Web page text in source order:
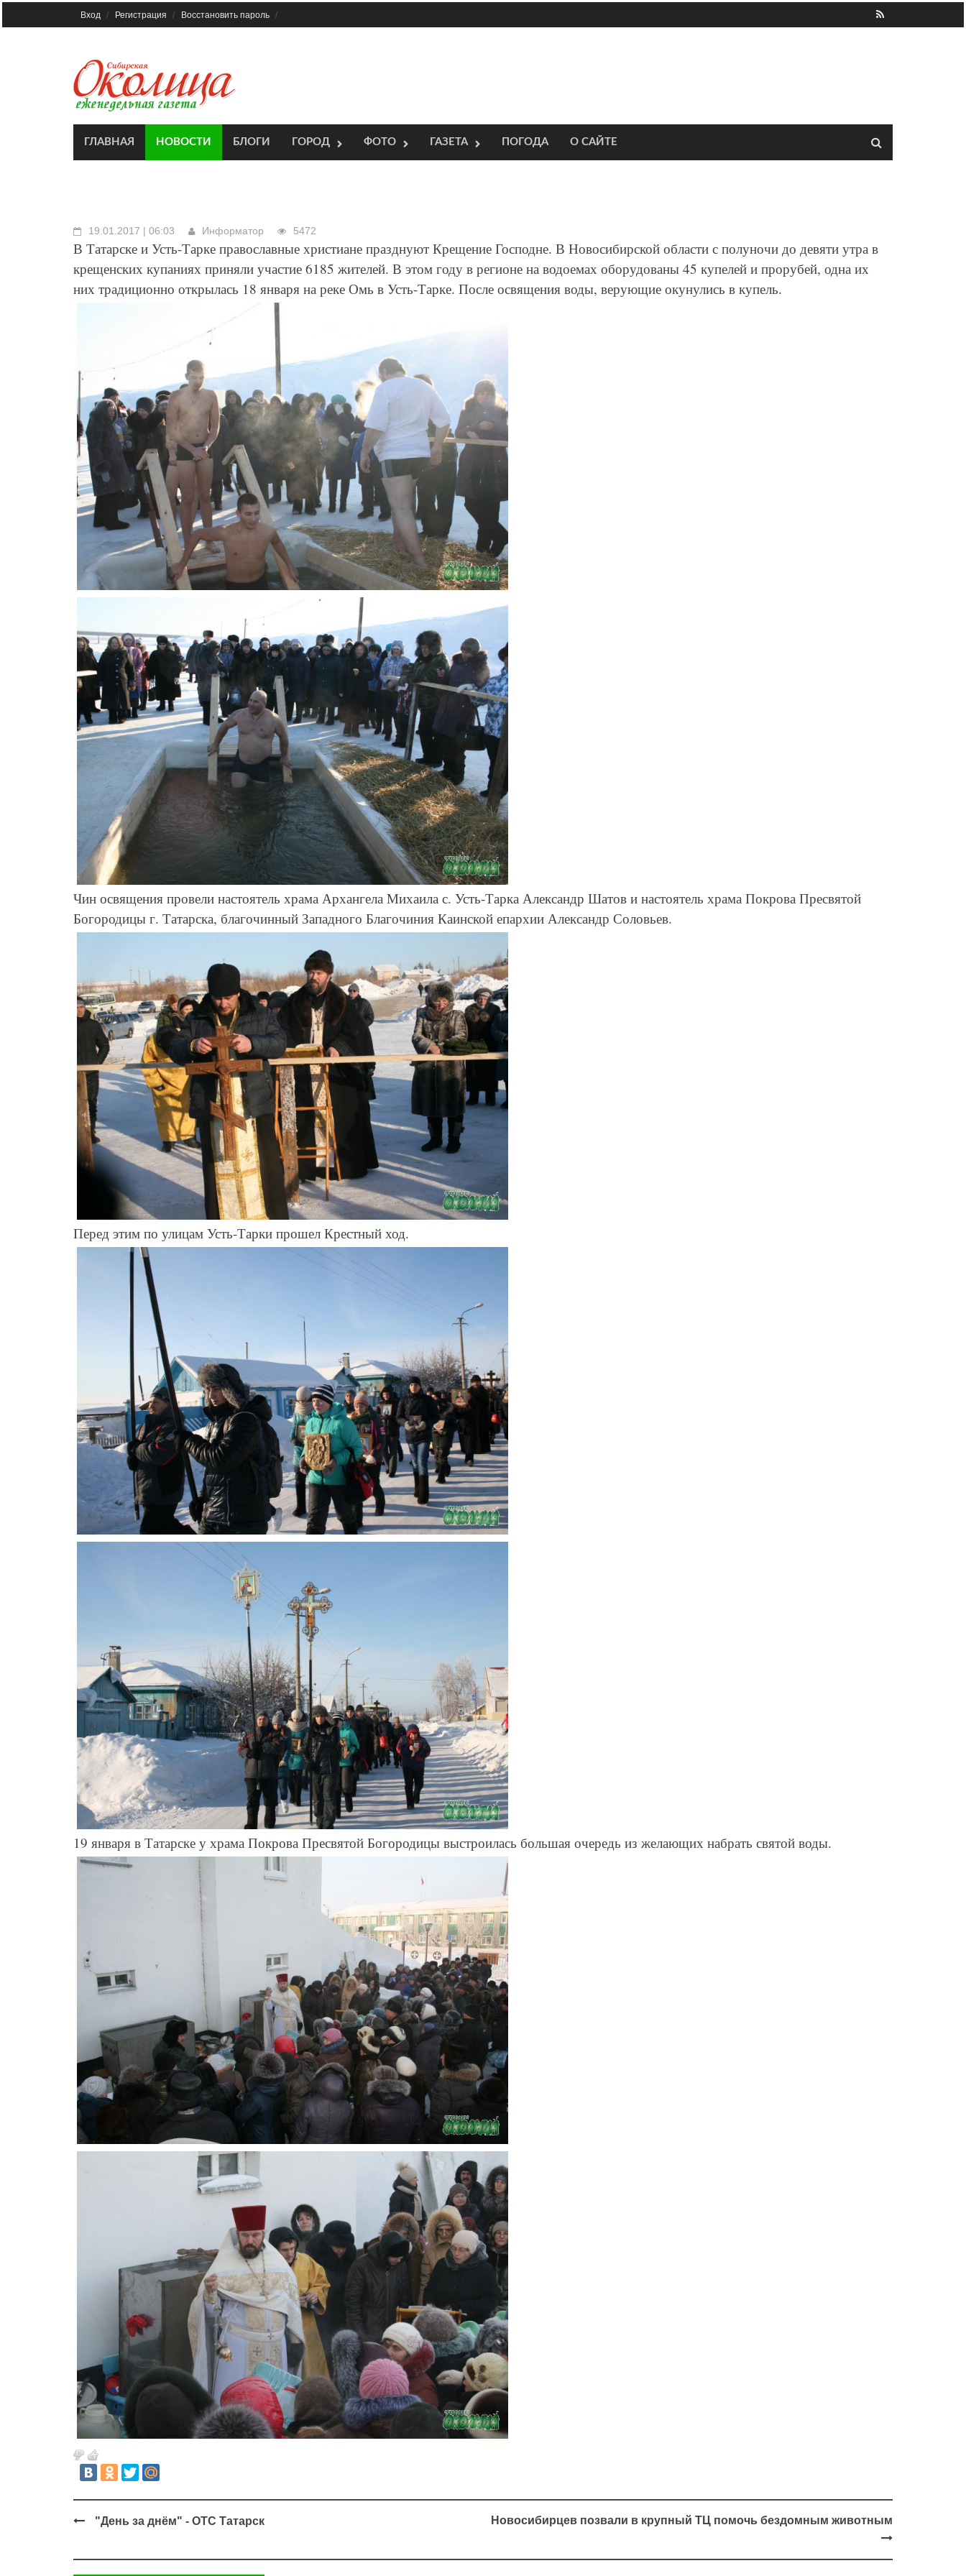
to
Вход Регистрация Восстановить пароль
ГЛАВНАЯ НОВОСТИ БЛОГИ ГОРОД ФОТО ГАЗЕТА ПОГОДА О САЙТЕ
19.01.2017 | 06:03 Информатор 5472
В Татарске и Усть-Тарке православные христиане празднуют Крещение Господне. В Новосибирской области с полуночи до девяти утра в
крещенских купаниях приняли участие 6185 жителей. В этом году в регионе на водоемах оборудованы 45 купелей и прорубей, одна их
них традиционно открылась 18 января на реке Омь в Усть-Тарке. После освящения воды, верующие окунулись в купель.
Чин освящения провели настоятель храма Архангела Михаила с. Усть-Тарка Александр Шатов и настоятель храма Покрова Пресвятой
Богородицы г. Татарска, благочинный Западного Благочиния Каинской епархии Александр Соловьев.
Перед этим по улицам Усть-Тарки прошел Крестный ход.
19 января в Татарске у храма Покрова Пресвятой Богородицы выстроилась большая очередь из желающих набрать святой воды.
"День за днём" - ОТС Татарск Новосибирцев позвали в крупный ТЦ помочь бездомным животным